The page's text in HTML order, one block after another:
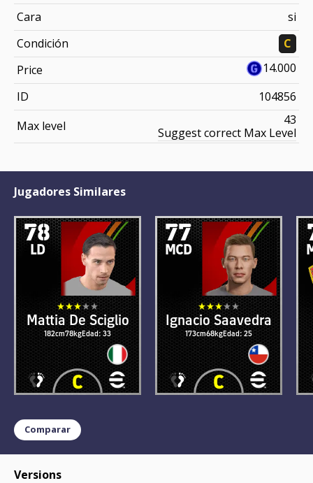
Cara
si
Condición
C
Price
14.000
ID
104856
Max level
43
Suggest correct Max Level
Jugadores Similares
78
LD
Mattia De Sciglio
182cm78kgEdad: 33
77
MCD
Ignacio Saavedra
173cm68kgEdad: 25
Comparar
Versions